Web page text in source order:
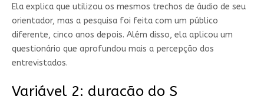
Ela explica que utilizou os mesmos trechos de áudio de seu
orientador, mas a pesquisa foi feita com um público
diferente, cinco anos depois. Além disso, ela aplicou um
questionário que aprofundou mais a percepção dos
entrevistados.
Variável 2: duração do S